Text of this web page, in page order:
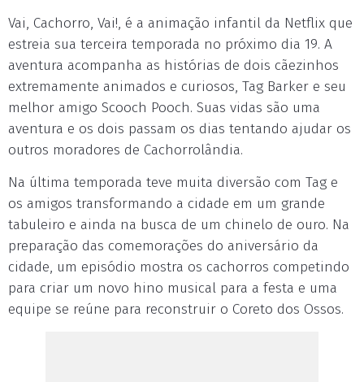
Vai, Cachorro, Vai!, é a animação infantil da Netflix que
estreia sua terceira temporada no próximo dia 19. A
aventura acompanha as histórias de dois cãezinhos
extremamente animados e curiosos, Tag Barker e seu
melhor amigo Scooch Pooch. Suas vidas são uma
aventura e os dois passam os dias tentando ajudar os
outros moradores de Cachorrolândia.
Na última temporada teve muita diversão com Tag e
os amigos transformando a cidade em um grande
tabuleiro e ainda na busca de um chinelo de ouro. Na
preparação das comemorações do aniversário da
cidade, um episódio mostra os cachorros competindo
para criar um novo hino musical para a festa e uma
equipe se reúne para reconstruir o Coreto dos Ossos.